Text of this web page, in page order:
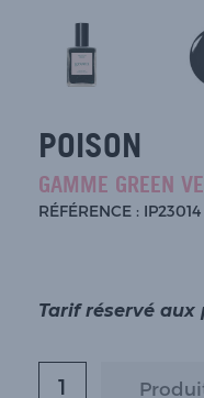
POISON
GAMME GREEN
RÉFÉRENCE : IP23014
Tarif réservé aux